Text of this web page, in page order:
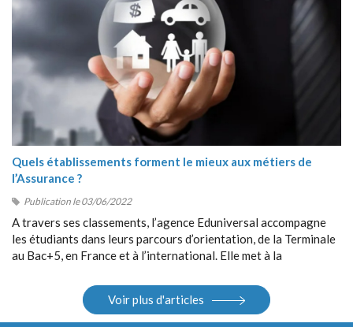
Quels établissements forment le mieux aux métiers de
l’Assurance ?
Publication le 03/06/2022
A travers ses classements, l’agence Eduniversal accompagne
les étudiants dans leurs parcours d’orientation, de la Terminale
au Bac+5, en France et à l’international. Elle met à la
Internet, salons.
Voir plus d'articles